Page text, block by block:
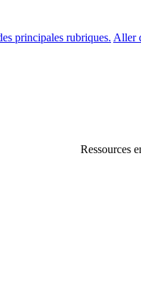
principales rubriques. Aller
Ressources